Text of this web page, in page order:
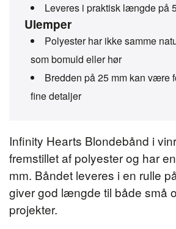
Infinity Hearts Blondebånd i
fremstillet af polyester og har
mm. Båndet leveres i en rulle
giver god længde til både små
projekter.
Leveres i praktisk længde på
Ulemper
Polyester har ikke samme
som bomuld eller hør
Bredden på 25 mm kan være
fine detaljer